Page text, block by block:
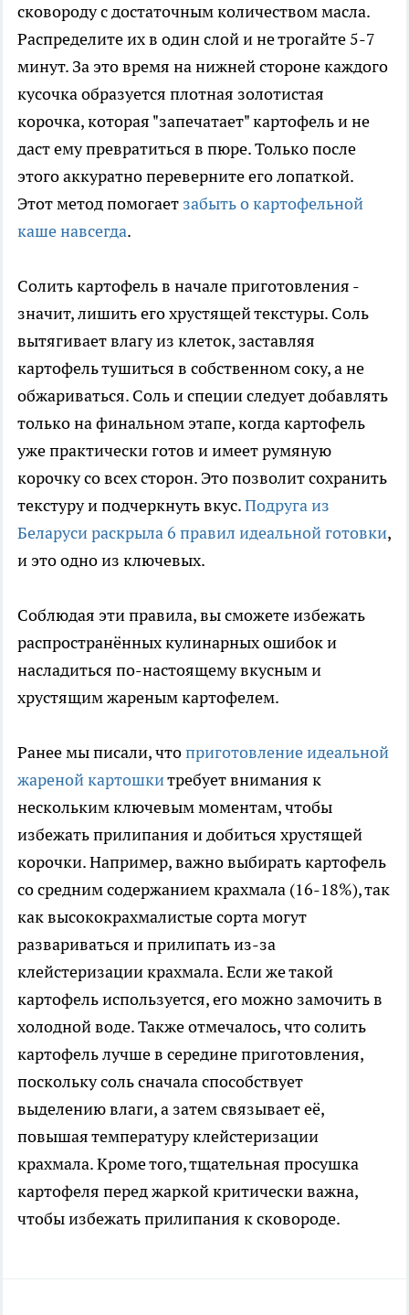
сковороду с достаточным количеством масла.
Распределите их в один слой и не трогайте 5-7
минут. За это время на нижней стороне каждого
кусочка образуется плотная золотистая
корочка, которая "запечатает" картофель и не
даст ему превратиться в пюре. Только после
этого аккуратно переверните его лопаткой.
Этот метод помогает забыть о картофельной
каше навсегда.
Солить картофель в начале приготовления -
значит, лишить его хрустящей текстуры. Соль
вытягивает влагу из клеток, заставляя
картофель тушиться в собственном соку, а не
обжариваться. Соль и специи следует добавлять
только на финальном этапе, когда картофель
уже практически готов и имеет румяную
корочку со всех сторон. Это позволит сохранить
текстуру и подчеркнуть вкус.Подруга из
Беларуси раскрыла 6 правил идеальной готовки,
и это одно из ключевых.
Соблюдая эти правила, вы сможете избежать
распространённых кулинарных ошибок и
насладиться по-настоящему вкусным и
хрустящим жареным картофелем.
Ранее мы писали, чтоприготовление идеальной
жареной картошкитребует внимания к
нескольким ключевым моментам, чтобы
избежать прилипания и добиться хрустящей
корочки. Например, важно выбирать картофель
со средним содержанием крахмала (16-18%), так
как высококрахмалистые сорта могут
развариваться и прилипать из-за
клейстеризации крахмала. Если же такой
картофель используется, его можно замочить в
холодной воде. Также отмечалось, что солить
картофель лучше в середине приготовления,
поскольку соль сначала способствует
выделению влаги, а затем связывает её,
повышая температуру клейстеризации
крахмала. Кроме того, тщательная просушка
картофеля перед жаркой критически важна,
чтобы избежать прилипания к сковороде.